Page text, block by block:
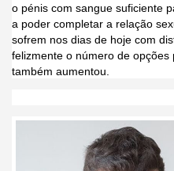
o pénis com sangue suficiente
a poder completar a relação
sofrem nos dias de hoje com
felizmente o número de
também aumentou.